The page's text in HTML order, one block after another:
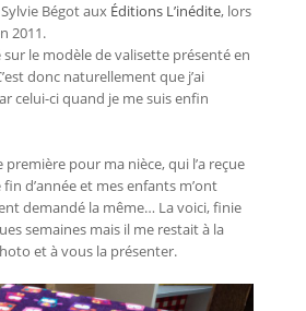
Bégot aux Éditions L’inédite, lors
2011.
sur le modèle de valisette présenté en
donc naturellement que j’ai
celui-ci quand je me suis enfin
première pour ma nièce, qui l’a reçue
d’année et mes enfants m’ont
demandé la même… La voici, finie
semaines mais il me restait à la
et à vous la présenter.